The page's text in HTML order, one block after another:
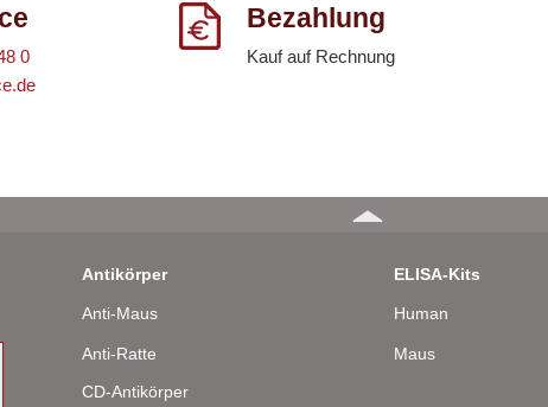
0
Bezahlung
Kauf auf Rechnung
Antikörper
Anti-Maus
Anti-Ratte
CD-Antikörper
ELISA-Kits
Human
Maus